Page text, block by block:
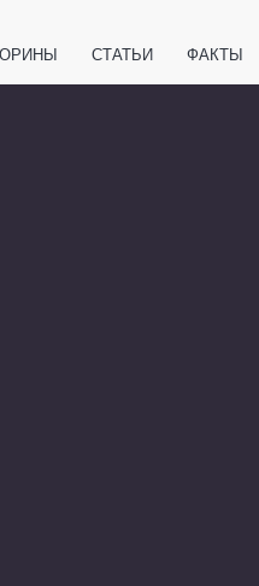
СТАТЬИ ФАКТЫ